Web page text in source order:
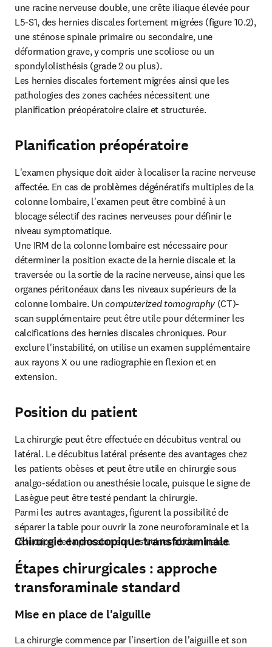
une racine nerveuse double, une crête iliaque élevée pour
L5-S1, des hernies discales fortement migrées (figure 10.2),
une sténose spinale primaire ou secondaire, une
déformation grave, y compris une scoliose ou un
spondylolisthésis (grade 2 ou plus).
Les hernies discales fortement migrées ainsi que les
pathologies des zones cachées nécessitent une
planification préopératoire claire et structurée.
Planification préopératoire
L'examen physique doit aider à localiser la racine nerveuse
affectée. En cas de problèmes dégénératifs multiples de la
colonne lombaire, l'examen peut être combiné à un
blocage sélectif des racines nerveuses pour définir le
niveau symptomatique.
Une IRM de la colonne lombaire est nécessaire pour
déterminer la position exacte de la hernie discale et la
traversée ou la sortie de la racine nerveuse, ainsi que les
organes péritonéaux dans les niveaux supérieurs de la
colonne lombaire. Un computerized tomography (CT)-
scan supplémentaire peut être utile pour déterminer les
calcifications des hernies discales chroniques. Pour
exclure l'instabilité, on utilise un examen supplémentaire
aux rayons X ou une radiographie en flexion et en
extension.
Position du patient
La chirurgie peut être effectuée en décubitus ventral ou
latéral. Le décubitus latéral présente des avantages chez
les patients obèses et peut être utile en chirurgie sous
analgo-sédation ou anesthésie locale, puisque le signe de
Lasègue peut être testé pendant la chirurgie.
Parmi les autres avantages, figurent la possibilité de
séparer la table pour ouvrir la zone neuroforaminale et la
réduction de la pression sur les veines abdominales.
Chirurgie endoscopique transforaminale
Étapes chirurgicales : approche
transforaminale standard
Mise en place de l'aiguille
La chirurgie commence par l'insertion de l'aiguille et son